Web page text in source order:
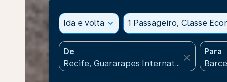
Ida e volta expand_more 1 Passageiro, Classe
De
close
Para